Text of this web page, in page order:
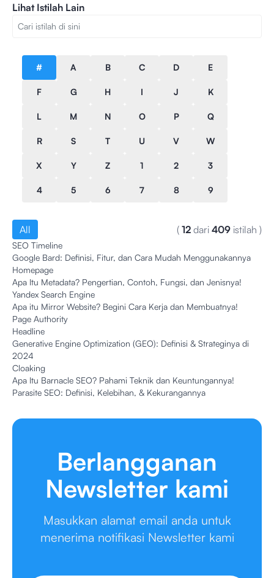
Lihat Istilah Lain
# A B C D E
F G H I J K
L M N O P Q
R S T U V W
X Y Z 1 2 3
4 5 6 7 8 9
All ( 12 dari 409 istilah )
SEO Timeline
Google Bard: Definisi, Fitur, dan Cara Mudah Menggunakannya
Homepage
Apa Itu Metadata? Pengertian, Contoh, Fungsi, dan Jenisnya!
Yandex Search Engine
Apa itu Mirror Website? Begini Cara Kerja dan Membuatnya!
Page Authority
Headline
Generative Engine Optimization (GEO): Definisi & Strateginya di
2024
Cloaking
Apa Itu Barnacle SEO? Pahami Teknik dan Keuntungannya!
Parasite SEO: Definisi, Kelebihan, & Kekurangannya
Berlangganan
Newsletter kami
Masukkan alamat email anda untuk
menerima notifikasi Newsletter kami